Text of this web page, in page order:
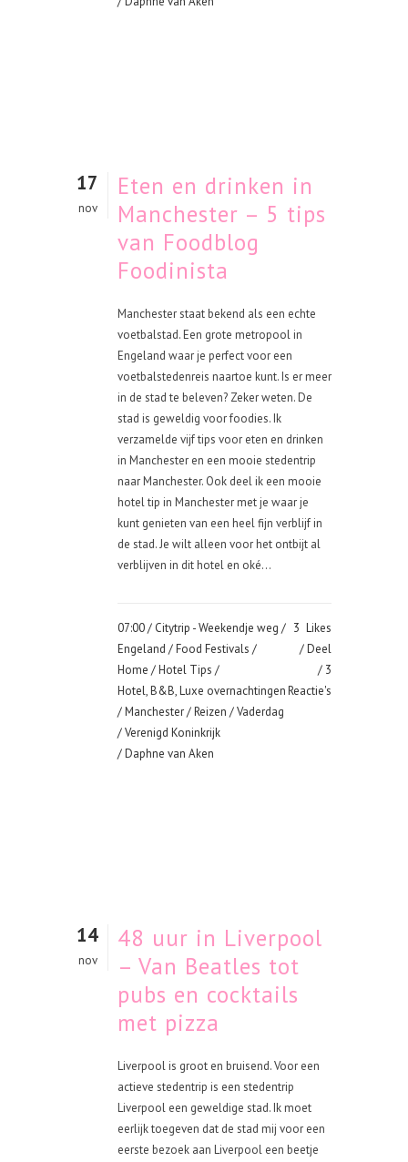
17
nov
Eten en drinken in
Manchester – 5 tips
van Foodblog
Foodinista
Manchester staat bekend als een echte
voetbalstad. Een grote metropool in
Engeland waar je perfect voor een
voetbalstedenreis naartoe kunt. Is er meer
in de stad te beleven? Zeker weten. De
stad is geweldig voor foodies. Ik
verzamelde vijf tips voor eten en drinken
in Manchester en een mooie stedentrip
naar Manchester. Ook deel ik een mooie
hotel tip in Manchester met je waar je
kunt genieten van een heel fijn verblijf in
de stad. Je wilt alleen voor het ontbijt al
verblijven in dit hotel en oké...
07:00 / Citytrip - Weekendje weg /
Engeland /Food Festivals /
Home /Hotel Tips /
Hotel, B&B, Luxe overnachtingen
/Manchester/Reizen /Vaderdag
/Verenigd Koninkrijk
/ Daphne van Aken
3 Likes
Deel
3
Reactie's
14
nov
48 uur in Liverpool
– Van Beatles tot
pubs en cocktails
met pizza
Liverpool is groot en bruisend. Voor een
actieve stedentrip is een stedentrip
Liverpool een geweldige stad. Ik moet
eerlijk toegeven dat de stad mij voor een
eerste bezoek aan Liverpool een beetje